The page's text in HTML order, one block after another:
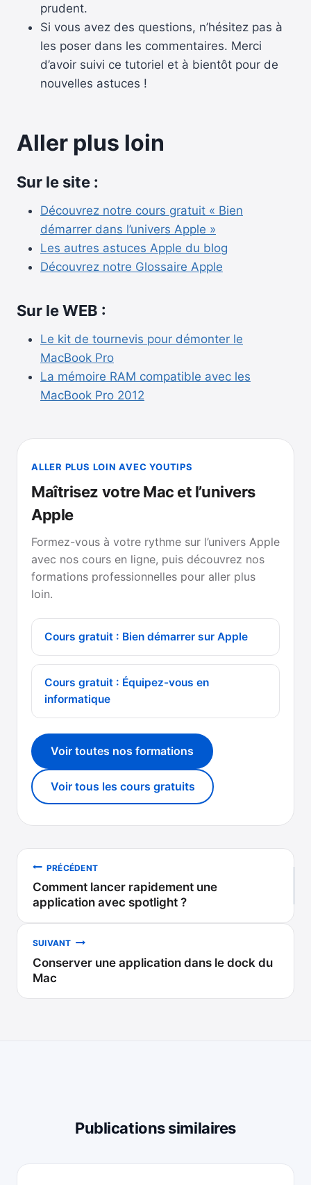
prudent.
Si vous avez des questions, n’hésitez pas à
les poser dans les commentaires. Merci
d’avoir suivi ce tutoriel et à bientôt pour de
nouvelles astuces !
Aller plus loin
Sur le site :
Découvrez notre cours gratuit « Bien
démarrer dans l’univers Apple »
Les autres astuces Apple du blog
Découvrez notre Glossaire Apple
Sur le WEB :
Le kit de tournevis pour démonter le
MacBook Pro
La mémoire RAM compatible avec les
MacBook Pro 2012
ALLER PLUS LOIN AVEC YOUTIPS
Maîtrisez votre Mac et l’univers
Apple
Formez-vous à votre rythme sur l’univers Apple
avec nos cours en ligne, puis découvrez nos
formations professionnelles pour aller plus
loin.
Cours gratuit : Bien démarrer sur Apple
Cours gratuit : Équipez-vous en
informatique
Voir toutes nos formations
Voir tous les cours gratuits
Navigation
de
l’article
PRÉCÉDENT
Comment lancer rapidement une
application avec spotlight ?
SUIVANT
Conserver une application dans le dock du
Mac
Publications similaires